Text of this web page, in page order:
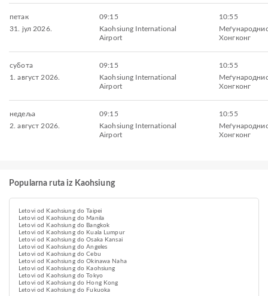
петак
31. јул 2026.
09:15
Kaohsiung International
Airport
10:55
Хонгконг
субота
1. август 2026.
09:15
Kaohsiung International
Airport
10:55
Хонгконг
недеља
2. август 2026.
09:15
Kaohsiung International
Airport
10:55
Хонгконг
Popularna ruta iz Kaohsiung
Letovi od Kaohsiung do Taipei
Letovi od Kaohsiung do Manila
Letovi od Kaohsiung do Bangkok
Letovi od Kaohsiung do Kuala Lumpur
Letovi od Kaohsiung do Osaka Kansai
Letovi od Kaohsiung do Angeles
Letovi od Kaohsiung do Cebu
Letovi od Kaohsiung do Okinawa Naha
Letovi od Kaohsiung do Kaohsiung
Letovi od Kaohsiung do Tokyo
Letovi od Kaohsiung do Hong Kong
Letovi od Kaohsiung do Fukuoka